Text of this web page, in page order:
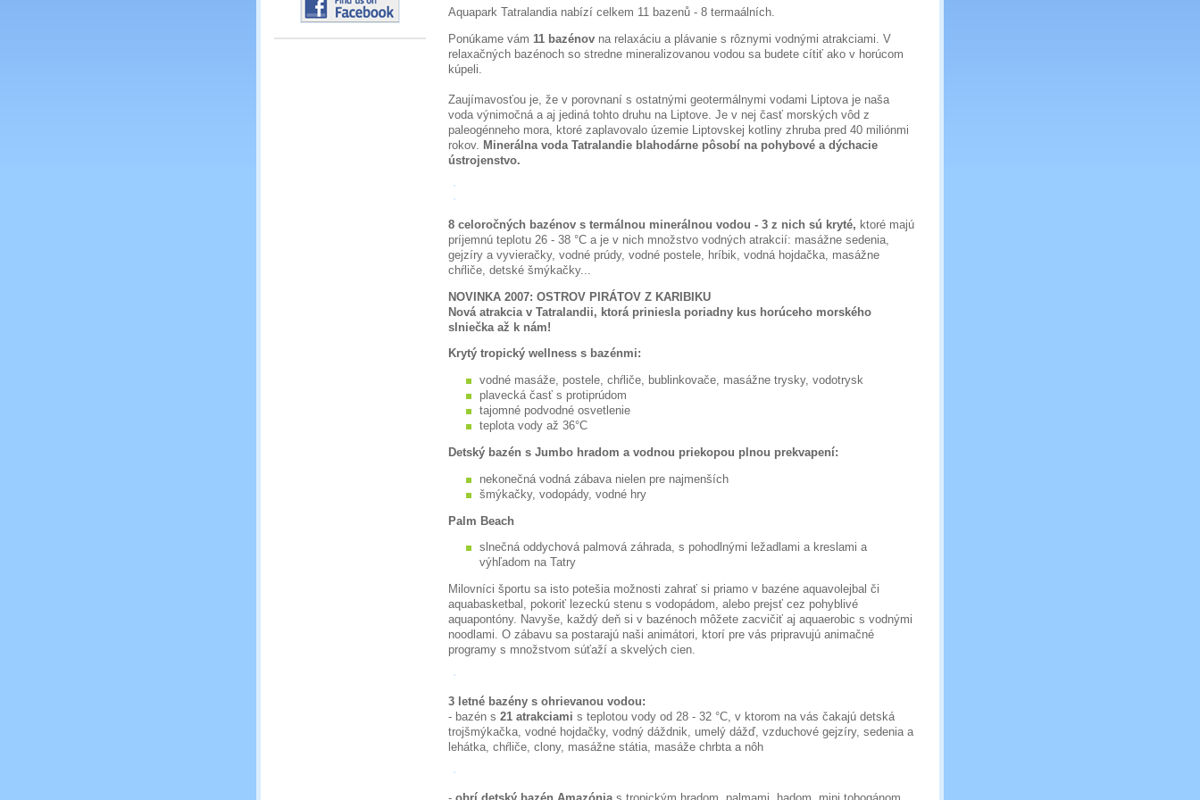
Aquapark Tatralandia nabízí celkem 11 bazenů - 8 termaálních.
Ponúkame vám 11 bazénov na relaxáciu a plávanie s rôznymi vodnými atrakciami. V
relaxačných bazénoch so stredne mineralizovanou vodou sa budete cítiť ako v horúcom
kúpeli.
Zaujímavosťou je, že v porovnaní s ostatnými geotermálnymi vodami Liptova je naša
voda výnimočná a aj jediná tohto druhu na Liptove. Je v nej časť morských vôd z
paleogénneho mora, ktoré zaplavovalo územie Liptovskej kotliny zhruba pred 40 miliónmi
rokov. Minerálna voda Tatralandie blahodárne pôsobí na pohybové a dýchacie
ústrojenstvo.
8 celoročných bazénov s termálnou minerálnou vodou - 3 z nich sú kryté, ktoré majú
príjemnú teplotu 26 - 38 °C a je v nich množstvo vodných atrakcií: masážne sedenia,
gejzíry a vyvieračky, vodné prúdy, vodné postele, hríbik, vodná hojdačka, masážne
chŕliče, detské šmýkačky...
NOVINKA 2007: OSTROV PIRÁTOV Z KARIBIKU
Nová atrakcia v Tatralandii, ktorá priniesla poriadny kus horúceho morského
slniečka až k nám!
Krytý tropický wellness s bazénmi:
vodné masáže, postele, chŕliče, bublinkovače, masážne trysky, vodotrysk
plavecká časť s protiprúdom
tajomné podvodné osvetlenie
teplota vody až 36°C
Detský bazén s Jumbo hradom a vodnou priekopou plnou prekvapení:
nekonečná vodná zábava nielen pre najmenších
šmýkačky, vodopády, vodné hry
Palm Beach
slnečná oddychová palmová záhrada, s pohodlnými ležadlami a kreslami a
výhľadom na Tatry
Milovníci športu sa isto potešia možnosti zahrať si priamo v bazéne aquavolejbal či
aquabasketbal, pokoriť lezeckú stenu s vodopádom, alebo prejsť cez pohyblivé
aquapontóny. Navyše, každý deň si v bazénoch môžete zacvičiť aj aquaerobic s vodnými
noodlami. O zábavu sa postarajú naši animátori, ktorí pre vás pripravujú animačné
programy s množstvom súťaží a skvelých cien.
3 letné bazény s ohrievanou vodou:
- bazén s 21 atrakciami s teplotou vody od 28 - 32 °C, v ktorom na vás čakajú detská
trojšmýkačka, vodné hojdačky, vodný dáždnik, umelý dážď, vzduchové gejzíry, sedenia a
lehátka, chŕliče, clony, masážne státia, masáže chrbta a nôh